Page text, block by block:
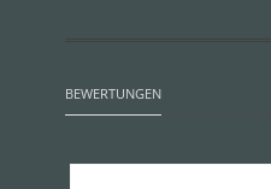
BEWERTUNGEN